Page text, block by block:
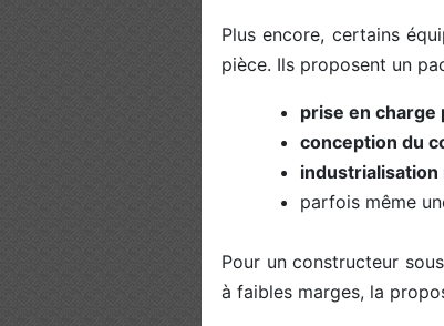
Plus encore, certains
pièce. Ils proposent un
prise en charge
conception du
industrialisation
parfois même
Pour un constructeur
à faibles marges, la